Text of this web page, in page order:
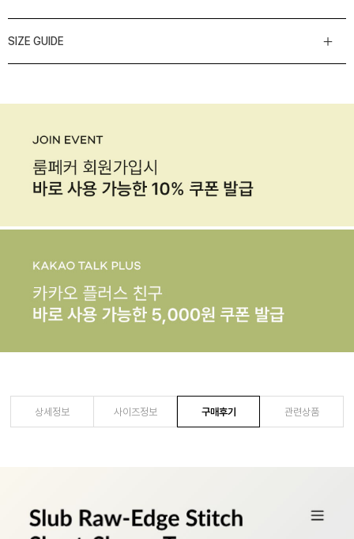
SIZE GUIDE
상세정보 사이즈정보 구매후기 관련상품